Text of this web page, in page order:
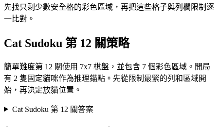
先找只剩少數安全格的彩色區域，再把這些格子與列欄限制逐
一比對。
Cat Sudoku 第 12 關策略
簡單難度第 12 關使用 7x7 棋盤，並包含 7 個彩色區域。開局
有 2 隻固定貓咪作為推理錨點。先從限制最緊的列和區域開
始，再決定放貓位置。
Cat Sudoku 第 12 關答案